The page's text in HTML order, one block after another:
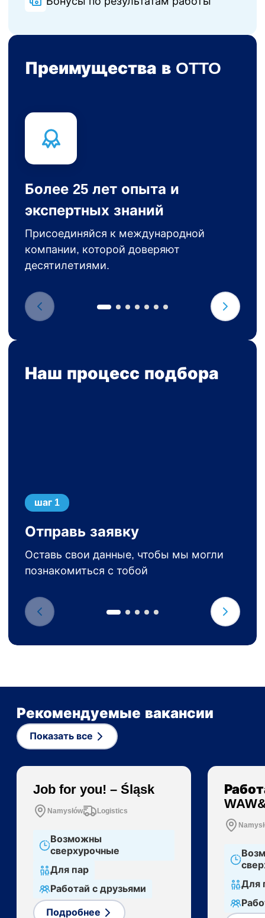
Преимущества в OTTO
Более 25 лет опыта и
экспертных знаний
Присоединяйся к международной
компании, которой доверяют
десятилетиями.
Наш процесс подбора
шаг 1
Отправь заявку
Оставь свои данные, чтобы мы могли
познакомиться с тобой
Рекомендуемые вакансии
Показать все
Job for you! – Śląsk
Namysłów Logistics
Возможны
сверхурочные
Для пар
Работай с друзьями
Подробнее
Для